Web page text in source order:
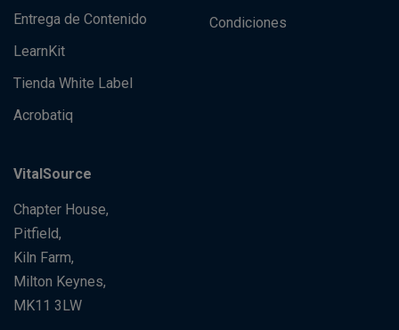
Entrega de Contenido
LearnKit
Tienda White Label
Acrobatiq
Condiciones
VitalSource
Chapter House,
Pitfield,
Kiln Farm,
Milton Keynes,
MK11 3LW